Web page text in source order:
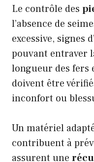
Le contrôle des
l’absence de
excessive, signes
pouvant entraver
longueur des fers
doivent être
inconfort ou
Un matériel
contribuent à
assurent une